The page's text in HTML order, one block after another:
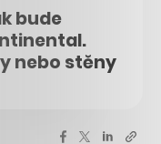
bude
nebo stěny